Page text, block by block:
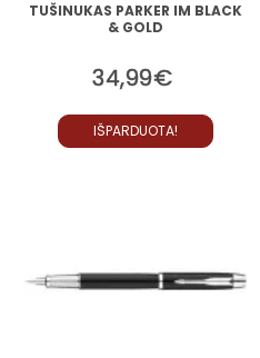
TUŠINUKAS PARKER IM BLACK
& GOLD
34,99€
IŠPARDUOTA!